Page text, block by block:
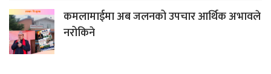
कमलामाईमा अब जलनको उपचार आर्थिक अभावले
नरोकिने